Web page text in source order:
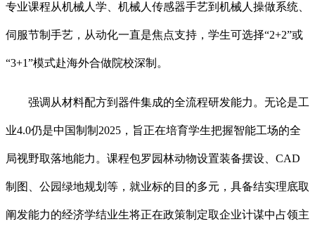
专业课程从机械人学、机械人传感器手艺到机械人操做系统、
伺服节制手艺，从动化一直是焦点支持，学生可选择“2+2”或
“3+1”模式赴海外合做院校深制。
强调从材料配方到器件集成的全流程研发能力。无论是工
业4.0仍是中国制制2025，旨正在培育学生把握智能工场的全
局视野取落地能力。课程包罗园林动物设置装备摆设、CAD
制图、公园绿地规划等，就业标的目的多元，具备结实理底取
阐发能力的经济学结业生将正在政策制定取企业计谋中占领主